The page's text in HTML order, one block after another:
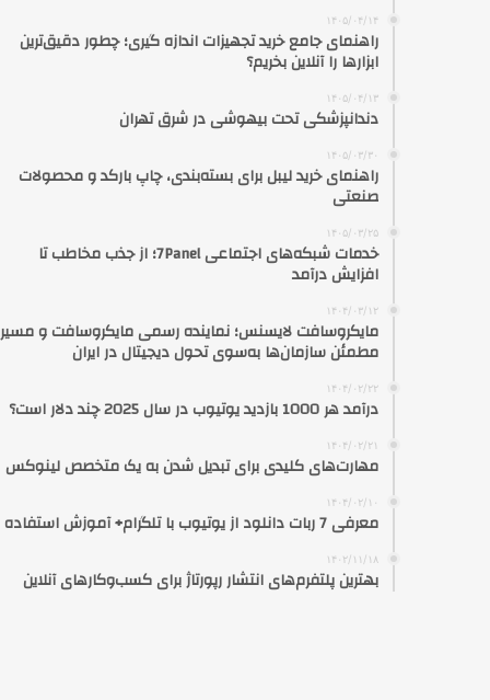
۱۴۰۵/۰۴/۱۴
راهنمای جامع خرید تجهیزات اندازه گیری؛ چطور دقیق‌ترین
ابزارها را آنلاین بخریم؟
۱۴۰۵/۰۴/۱۳
دندانپزشکی تحت بیهوشی در شرق تهران
۱۴۰۵/۰۳/۳۰
راهنمای خرید لیبل برای بسته‌بندی، چاپ بارکد و محصولات
صنعتی
۱۴۰۵/۰۳/۲۵
خدمات شبکه‌های اجتماعی 7Panel؛ از جذب مخاطب تا
افزایش درآمد
۱۴۰۴/۰۳/۱۲
مایکروسافت لایسنس؛ نماینده رسمی مایکروسافت و مسیر
مطمئن سازمان‌ها به‌سوی تحول دیجیتال در ایران
۱۴۰۴/۰۲/۲۲
درآمد هر 1000 بازدید یوتیوب در سال 2025 چند دلار است؟
۱۴۰۴/۰۲/۲۱
مهارت‌های کلیدی برای تبدیل شدن به یک متخصص لینوکس
۱۴۰۴/۰۲/۱۰
معرفی 7 ربات دانلود از یوتیوب با تلگرام+ آموزش استفاده
۱۴۰۲/۱۱/۱۸
بهترین پلتفرم‌های انتشار رپورتاژ برای کسب‌وکارهای آنلاین